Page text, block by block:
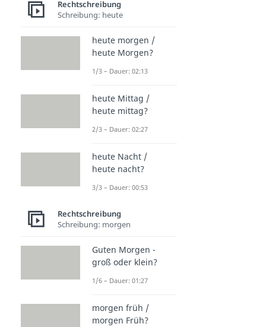
Rechtschreibung
Schreibung: heute
heute morgen /
heute Morgen?
1/3 – Dauer: 02:13
heute Mittag /
heute mittag?
2/3 – Dauer: 02:27
heute Nacht /
heute nacht?
3/3 – Dauer: 00:53
Rechtschreibung
Schreibung: morgen
Guten Morgen -
groß oder klein?
1/6 – Dauer: 01:27
morgen früh /
morgen Früh?